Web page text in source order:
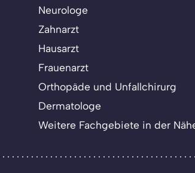
Neurologe
Zahnarzt
Hausarzt
Frauenarzt
Orthopäde und Unfallchirurg
Dermatologe
Weitere Fachgebiete in der